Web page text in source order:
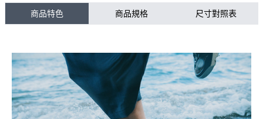
商品特色 商品規格 尺寸對照表